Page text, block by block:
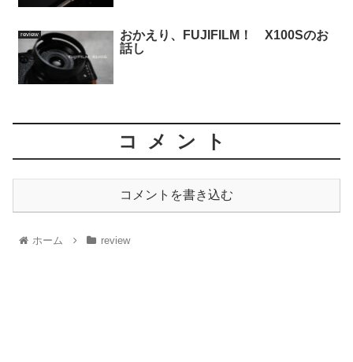
review
おかえり、FUJIFILM！ X100Sのお
話し
コメント
コメントを書き込む
ホーム review